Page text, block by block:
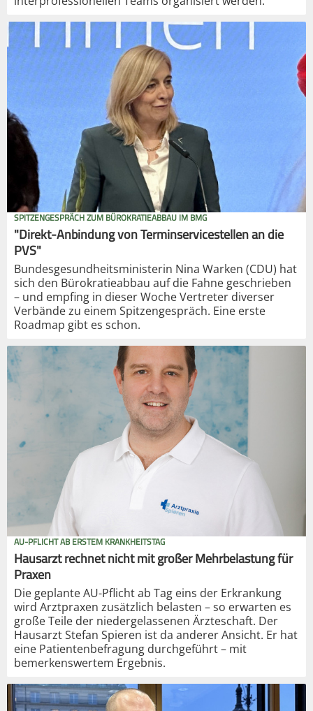
SPITZENGESPRÄCH ZUM BÜROKRATIEABBAU IM BMG
"Direkt-Anbindung von Terminservicestellen an die
PVS"
Bundesgesundheitsministerin Nina Warken (CDU) hat
sich den Bürokratieabbau auf die Fahne geschrieben
– und empfing in dieser Woche Vertreter diverser
Verbände zu einem Spitzengespräch. Eine erste
Roadmap gibt es schon.
AU-PFLICHT AB ERSTEM KRANKHEITSTAG
Hausarzt rechnet nicht mit großer Mehrbelastung für
Praxen
Die geplante AU-Pflicht ab Tag eins der Erkrankung
wird Arztpraxen zusätzlich belasten – so erwarten es
große Teile der niedergelassenen Ärzteschaft. Der
Hausarzt Stefan Spieren ist da anderer Ansicht. Er hat
eine Patientenbefragung durchgeführt – mit
bemerkenswertem Ergebnis.